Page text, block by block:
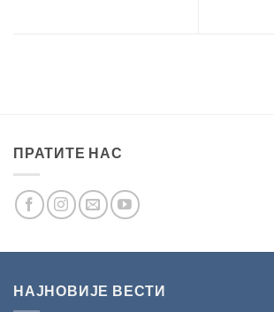
ПРАТИТЕ НАС
НАЈНОВИЈЕ ВЕСТИ